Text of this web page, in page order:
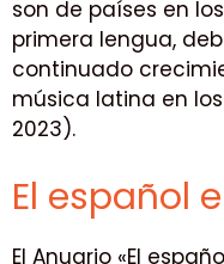
son de países en
primera lengua,
continuado
música latina en
2023).
El español
El Anuario «El